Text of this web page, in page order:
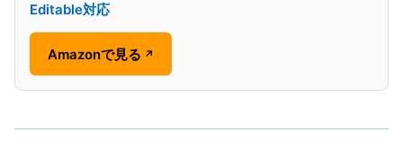
Editable対応
Amazonで見る ↗